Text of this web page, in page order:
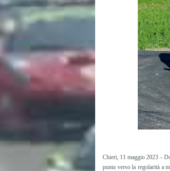
Chieri, 11 maggio 2023 –
punta verso la regolarità a